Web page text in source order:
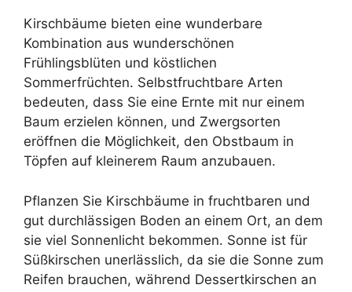
Kirschbäume bieten eine wunderbare
Kombination aus wunderschönen
Frühlingsblüten und köstlichen
Sommerfrüchten. Selbstfruchtbare Arten
bedeuten, dass Sie eine Ernte mit nur einem
Baum erzielen können, und Zwergsorten
eröffnen die Möglichkeit, den Obstbaum in
Töpfen auf kleinerem Raum anzubauen.
Pflanzen Sie Kirschbäume in fruchtbaren und
gut durchlässigen Boden an einem Ort, an dem
sie viel Sonnenlicht bekommen. Sonne ist für
Süßkirschen unerlässlich, da sie die Sonne zum
Reifen brauchen, während Dessertkirschen an